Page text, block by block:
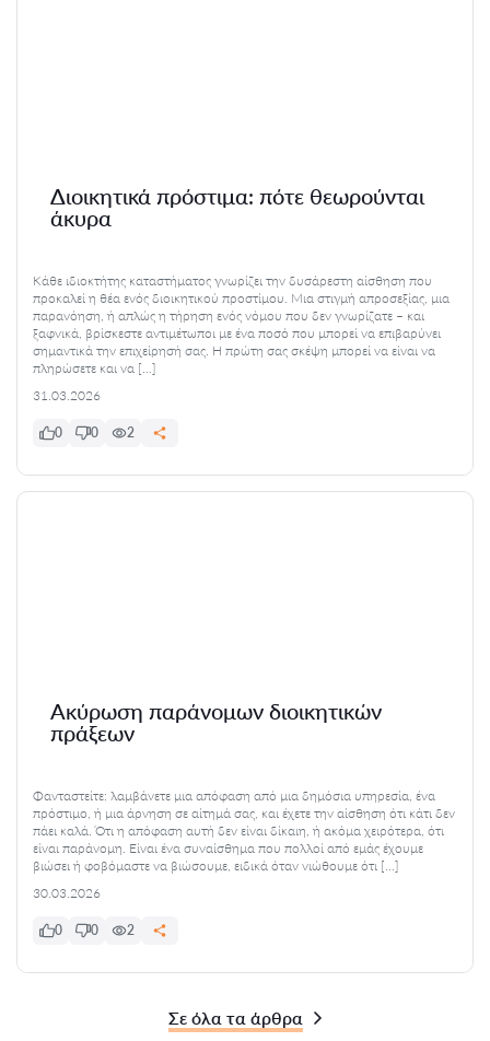
Διοικητικά πρόστιμα: πότε θεωρούνται
άκυρα
Κάθε ιδιοκτήτης καταστήματος γνωρίζει την δυσάρεστη αίσθηση που
προκαλεί η θέα ενός διοικητικού προστίμου. Μια στιγμή απροσεξίας, μια
παρανόηση, ή απλώς η τήρηση ενός νόμου που δεν γνωρίζατε – και
ξαφνικά, βρίσκεστε αντιμέτωποι με ένα ποσό που μπορεί να επιβαρύνει
σημαντικά την επιχείρησή σας. Η πρώτη σας σκέψη μπορεί να είναι να
πληρώσετε και να […]
31.03.2026
0 0 2
Ακύρωση παράνομων διοικητικών
πράξεων
Φανταστείτε: λαμβάνετε μια απόφαση από μια δημόσια υπηρεσία, ένα
πρόστιμο, ή μια άρνηση σε αίτημά σας, και έχετε την αίσθηση ότι κάτι δεν
πάει καλά. Ότι η απόφαση αυτή δεν είναι δίκαιη, ή ακόμα χειρότερα, ότι
είναι παράνομη. Είναι ένα συναίσθημα που πολλοί από εμάς έχουμε
βιώσει ή φοβόμαστε να βιώσουμε, ειδικά όταν νιώθουμε ότι […]
30.03.2026
0 0 2
Σε όλα τα άρθρα